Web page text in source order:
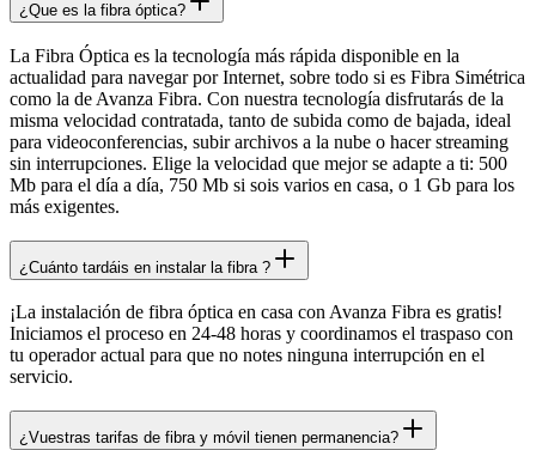
¿Que es la fibra óptica?
La Fibra Óptica es la tecnología más rápida disponible en la
actualidad para navegar por Internet, sobre todo si es Fibra Simétrica
como la de Avanza Fibra. Con nuestra tecnología disfrutarás de la
misma velocidad contratada, tanto de subida como de bajada, ideal
para videoconferencias, subir archivos a la nube o hacer streaming
sin interrupciones. Elige la velocidad que mejor se adapte a ti: 500
Mb para el día a día, 750 Mb si sois varios en casa, o 1 Gb para los
más exigentes.
¿Cuánto tardáis en instalar la fibra ?
¡La instalación de fibra óptica en casa con Avanza Fibra es gratis!
Iniciamos el proceso en 24-48 horas y coordinamos el traspaso con
tu operador actual para que no notes ninguna interrupción en el
servicio.
¿Vuestras tarifas de fibra y móvil tienen permanencia?